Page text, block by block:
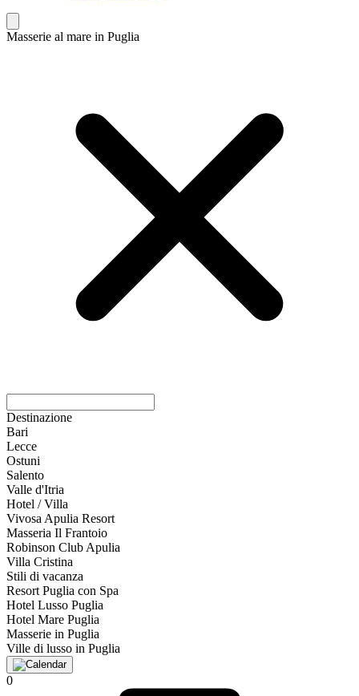
Masserie al mare in Puglia
Destinazione
Bari
Lecce
Ostuni
Salento
Valle d'Itria
Hotel / Villa
Vivosa Apulia Resort
Masseria Il Frantoio
Robinson Club Apulia
Villa Cristina
Stili di vacanza
Resort Puglia con Spa
Hotel Lusso Puglia
Hotel Mare Puglia
Masserie in Puglia
Ville di lusso in Puglia
0